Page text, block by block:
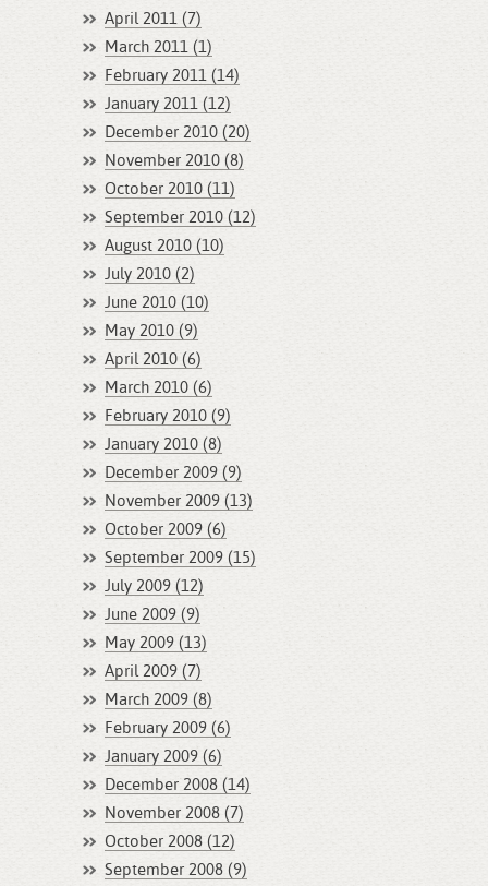
April 2011 (7)
March 2011 (1)
February 2011 (14)
January 2011 (12)
December 2010 (20)
November 2010 (8)
October 2010 (11)
September 2010 (12)
August 2010 (10)
July 2010 (2)
June 2010 (10)
May 2010 (9)
April 2010 (6)
March 2010 (6)
February 2010 (9)
January 2010 (8)
December 2009 (9)
November 2009 (13)
October 2009 (6)
September 2009 (15)
July 2009 (12)
June 2009 (9)
May 2009 (13)
April 2009 (7)
March 2009 (8)
February 2009 (6)
January 2009 (6)
December 2008 (14)
November 2008 (7)
October 2008 (12)
September 2008 (9)